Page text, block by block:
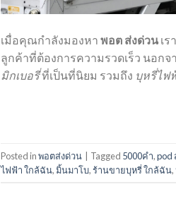
เมื่อคุณกำลังมองหา พอต ส่งด่วน เ
ลูกค้าที่ต้องการความรวดเร็ว นอกจ
มิกเบอรี่ที่เป็นที่นิยม รวมถึง บุหรี่ไฟ
Posted inพอตส่งด่วน Tagged 5000คำ,pod
ไฟฟ้า ใกล้ฉัน,มิ้นมาโบ,ร้านขายบุหรี่ ใกล้ฉัน,